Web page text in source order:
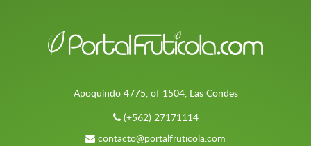
Apoquindo 4775, of 1504, Las Condes
(+562) 27171114
contacto@portalfruticola.com